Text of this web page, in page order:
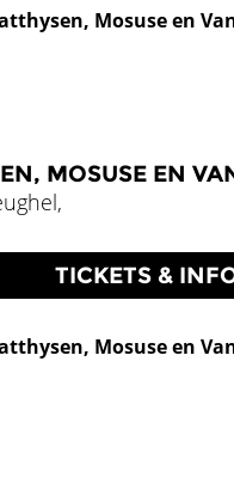
MOSUSE EN
TICKETS &